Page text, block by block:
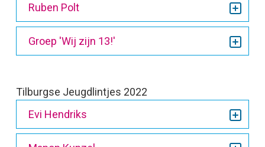
Ruben Polt
Groep 'Wij zijn 13!'
Tilburgse Jeugdlintjes 2022
Evi Hendriks